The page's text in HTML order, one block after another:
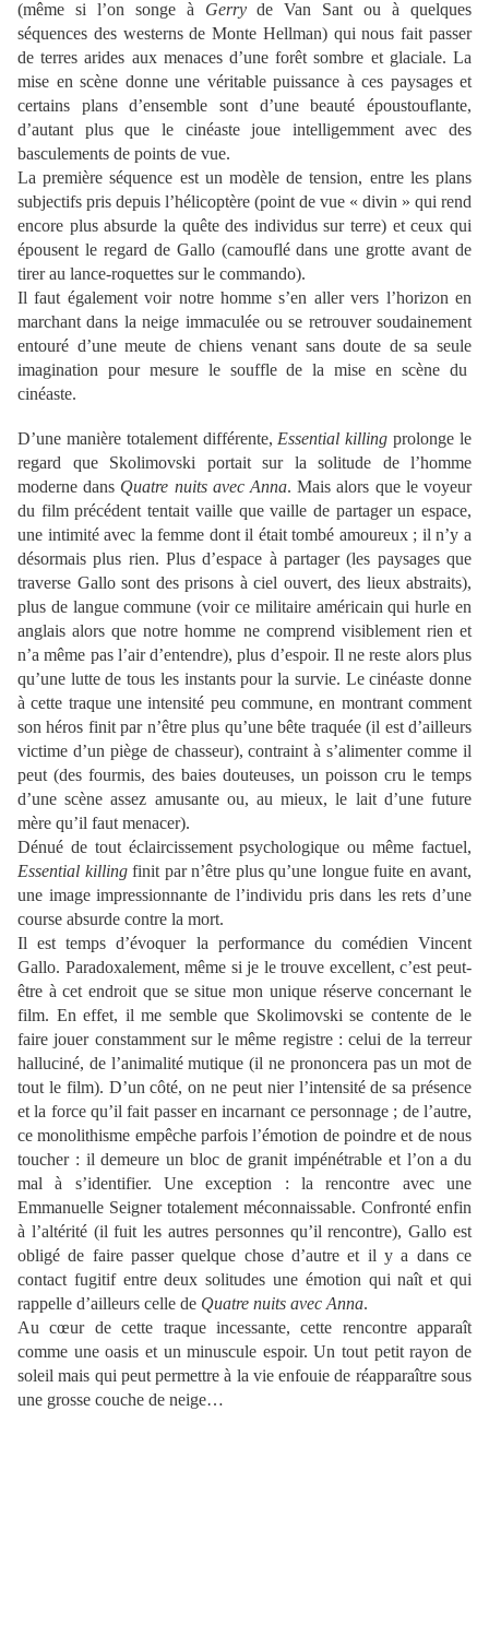
(même si l’on songe à Gerryde Van Sant ou à quelques
séquences des westerns de Monte Hellman) qui nous fait passer
de terres arides aux menaces d’une forêt sombre et glaciale. La
mise en scène donne une véritable puissance à ces paysages et
certains plans d’ensemble sont d’une beauté époustouflante,
d’autant plus que le cinéaste joue intelligemment avec des
basculements de points de vue.
La première séquence est un modèle de tension, entre les plans
subjectifs pris depuis l’hélicoptère (point de vue « divin » qui rend
encore plus absurde la quête des individus sur terre) et ceux qui
épousent le regard de Gallo (camouflé dans une grotte avant de
tirer au lance-roquettes sur le commando).
Il faut également voir notre homme s’en aller vers l’horizon en
marchant dans la neige immaculée ou se retrouver soudainement
entouré d’une meute de chiens venant sans doute de sa seule
imagination pour mesure le souffle de la mise en scène du
cinéaste.
D’une manière totalement différente, Essential killing prolonge le
regard que Skolimovski portait sur la solitude de l’homme
moderne dans Quatre nuits avec Anna. Mais alors que le voyeur
du film précédent tentait vaille que vaille de partager un espace,
une intimité avec la femme dont il était tombé amoureux ; il n’y a
désormais plus rien. Plus d’espace à partager (les paysages que
traverse Gallo sont des prisons à ciel ouvert, des lieux abstraits),
plus de langue commune (voir ce militaire américain qui hurle en
anglais alors que notre homme ne comprend visiblement rien et
n’a même pas l’air d’entendre), plus d’espoir. Il ne reste alors plus
qu’une lutte de tous les instants pour la survie. Le cinéaste donne
à cette traque une intensité peu commune, en montrant comment
son héros finit par n’être plus qu’une bête traquée (il est d’ailleurs
victime d’un piège de chasseur), contraint à s’alimenter comme il
peut (des fourmis, des baies douteuses, un poisson cru le temps
d’une scène assez amusante ou, au mieux, le lait d’une future
mère qu’il faut menacer).
Dénué de tout éclaircissement psychologique ou même factuel,
Essential killingfinit par n’être plus qu’une longue fuite en avant,
une image impressionnante de l’individu pris dans les rets d’une
course absurde contre la mort.
Il est temps d’évoquer la performance du comédien Vincent
Gallo. Paradoxalement, même si je le trouve excellent, c’est peut-
être à cet endroit que se situe mon unique réserve concernant le
film. En effet, il me semble que Skolimovski se contente de le
faire jouer constamment sur le même registre : celui de la terreur
halluciné, de l’animalité mutique (il ne prononcera pas un mot de
tout le film). D’un côté, on ne peut nier l’intensité de sa présence
et la force qu’il fait passer en incarnant ce personnage ; de l’autre,
ce monolithisme empêche parfois l’émotion de poindre et de nous
toucher : il demeure un bloc de granit impénétrable et l’on a du
mal à s’identifier. Une exception : la rencontre avec une
Emmanuelle Seigner totalement méconnaissable. Confronté enfin
à l’altérité (il fuit les autres personnes qu’il rencontre), Gallo est
obligé de faire passer quelque chose d’autre et il y a dans ce
contact fugitif entre deux solitudes une émotion qui naît et qui
rappelle d’ailleurs celle de Quatre nuits avec Anna.
Au cœur de cette traque incessante, cette rencontre apparaît
comme une oasis et un minuscule espoir. Un tout petit rayon de
soleil mais qui peut permettre à la vie enfouie de réapparaître sous
une grosse couche de neige…